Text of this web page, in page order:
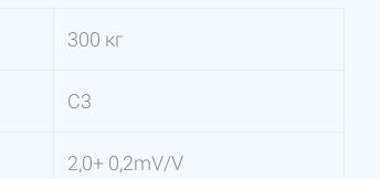
300 кг
С3
2,0+ 0,2mV/V